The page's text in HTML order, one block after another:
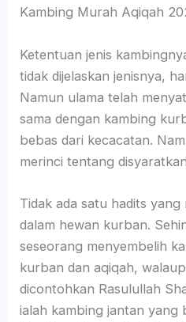
Kambing Murah Aqiqah
Ketentuan jenis
tidak dijelaskan jenisnya,
Namun ulama telah
sama dengan kambing
bebas dari kecacatan.
merinci tentang
Tidak ada satu hadits
dalam hewan kurban.
seseorang menyembelih
kurban dan aqiqah,
dicontohkan Rasulullah
ialah kambing jantan yang